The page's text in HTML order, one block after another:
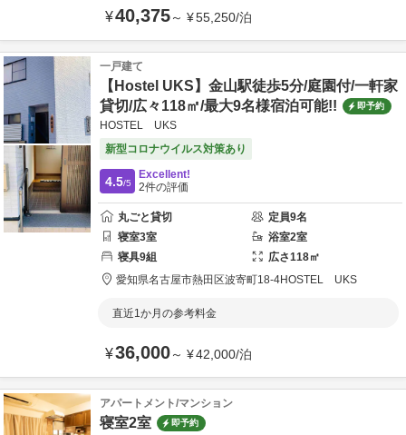
¥40,375～ ¥55,250/泊
一戸建て
【Hostel UKS】金山駅徒歩5分/庭園付/一軒家
貸切/広々118㎡/最大9名様宿泊可能!!
即予約
HOSTEL UKS
新型コロナウイルス対策あり
4.5/5
Excellent!
2件の評価
丸ごと貸切 定員9名
寝室3室 浴室2室
寝具9組 広さ118㎡
愛知県名古屋市熱田区波寄町18-4HOSTEL UKS
直近1か月の参考料金
¥36,000～ ¥42,000/泊
アパートメント/マンション
寝室2室 即予約